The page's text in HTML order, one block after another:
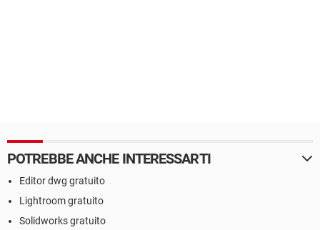
POTREBBE ANCHE INTERESSARTI
Editor dwg gratuito
Lightroom gratuito
Solidworks gratuito